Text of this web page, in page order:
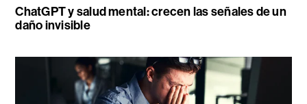
ChatGPT y salud mental: crecen las señales de un
daño invisible